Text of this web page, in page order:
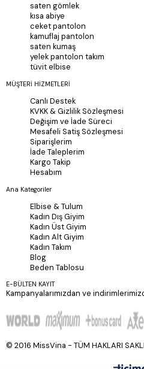
saten gömlek
kısa abiye
ceket pantolon
kamuflaj pantolon
saten kumaş
yelek pantolon takım
tüvit elbise
MÜŞTERİ HİZMETLERİ
Canlı Destek
KVKK & Gizlilik Sözleşmesi
Değişim ve İade Süreci
Mesafeli Satiş Sözleşmesi
Siparişlerim
İade Taleplerim
Kargo Takip
Hesabım
Ana Kategoriler
Elbise & Tulum
Kadın Dış Giyim
Kadın Üst Giyim
Kadın Alt Giyim
Kadın Takım
Blog
Beden Tablosu
E-BÜLTEN KAYIT
Kampanyalarımızdan ve
© 2016 MissVina - TÜM HAKLARI